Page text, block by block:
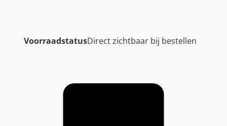
VoorraadstatusDirect zichtbaar bij bestellen